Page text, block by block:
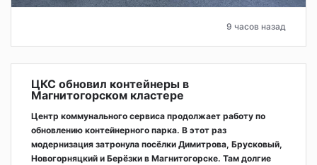
9 часов назад
ЦКС обновил контейнеры в
Магнитогорском кластере
Центр коммунального сервиса продолжает работу по
обновлению контейнерного парка. В этот раз
модернизация затронула посёлки Димитрова, Брусковый,
Новогорняцкий и Берёзки в Магнитогорске. Там долгие